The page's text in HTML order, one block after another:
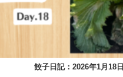
餃子日記：2026年1月18日